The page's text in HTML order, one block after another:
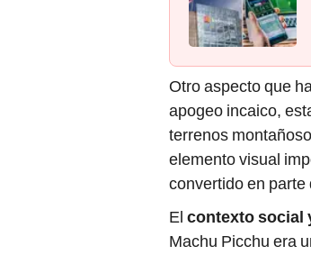
Otro aspecto que
apogeo incaico,
terrenos
elemento visual
convertido en parte
El contexto social
Machu Picchu era